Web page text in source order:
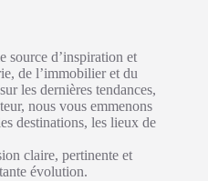
source d’inspiration et
de l’immobilier et du
les dernières tendances,
nous vous emmenons
destinations, les lieux de
claire, pertinente et
évolution.